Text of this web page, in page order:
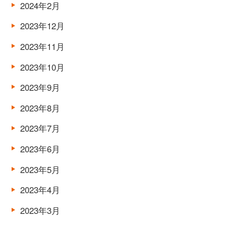
2024年2月
2023年12月
2023年11月
2023年10月
2023年9月
2023年8月
2023年7月
2023年6月
2023年5月
2023年4月
2023年3月